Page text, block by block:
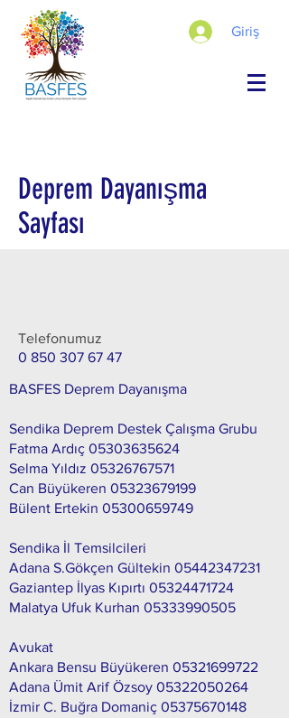
Giriş
Deprem Dayanışma
Sayfası
Telefonumuz
0 850 307 67 47
BASFES Deprem Dayanışma
Sendika Deprem Destek Çalışma Grubu
Fatma Ardıç 05303635624
Selma Yıldız 05326767571
Can Büyükeren 05323679199
Bülent Ertekin 05300659749
Sendika İl Temsilcileri
Adana S.Gökçen Gültekin 05442347231
Gaziantep İlyas Kıpırtı 05324471724
Malatya Ufuk Kurhan 05333990505
Avukat
Ankara Bensu Büyükeren 05321699722
Adana Ümit Arif Özsoy 05322050264
İzmir C. Buğra Domaniç 05375670148